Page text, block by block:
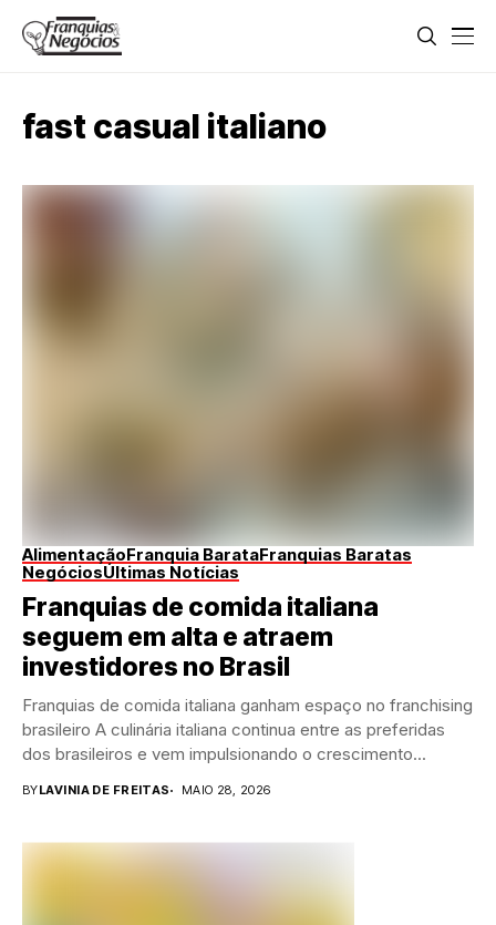
fast casual italiano
AlimentaçãoFranquia BarataFranquias Baratas
NegóciosÚltimas Notícias
Franquias de comida italiana
seguem em alta e atraem
investidores no Brasil
Franquias de comida italiana ganham espaço no franchising
brasileiro A culinária italiana continua entre as preferidas
dos brasileiros e vem impulsionando o crescimento...
BYLAVINIA DE FREITAS MAIO 28, 2026